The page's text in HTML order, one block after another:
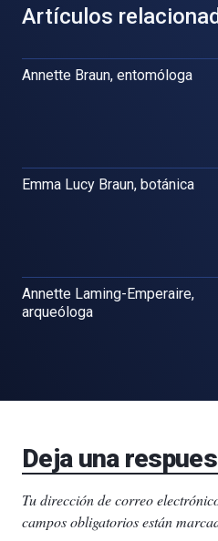
Artículos
Annette Braun, entomóloga
Emma Lucy Braun, botánica
Annette Laming-Emperaire,
arqueóloga
Deja una
Tu dirección de correo
campos obligatorios están